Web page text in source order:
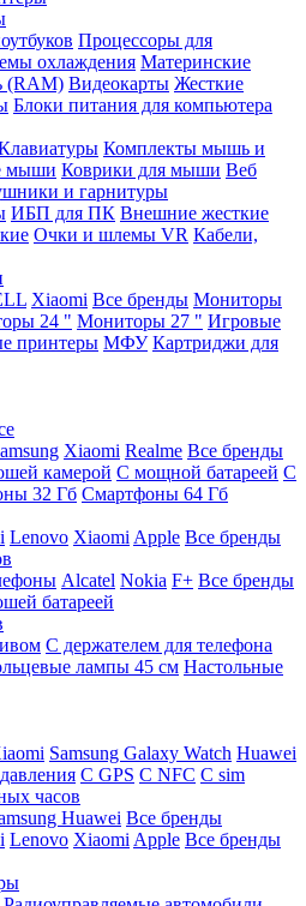
Процессоры для
охлаждения Материнские
(RAM) Видеокарты Жесткие
Блоки питания для компьютера
Комплекты мышь и
мыши Коврики для мыши Веб
и гарнитуры
ИБП для ПК Внешние жесткие
Очки и шлемы VR Кабели,
Xiaomi Все бренды Мониторы
24 " Мониторы 27 " Игровые
принтеры МФУ Картриджи для
Xiaomi Realme Все бренды
камерой С мощной батареей С
32 Гб Смартфоны 64 Гб
Lenovo Xiaomi Apple Все бренды
Alcatel Nokia F+ Все бренды
батареей
C держателем для телефона
лампы 45 см Настольные
Samsung Galaxy Watch Huawei
C GPS C NFC C sim
часов
Huawei Все бренды
Lenovo Xiaomi Apple Все бренды